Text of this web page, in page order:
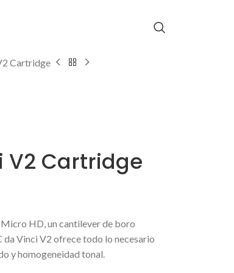
Cartridge
V2 Cartridge
HD, un cantilever de boro
Vinci V2 ofrece todo lo necesario
y homogeneidad tonal.